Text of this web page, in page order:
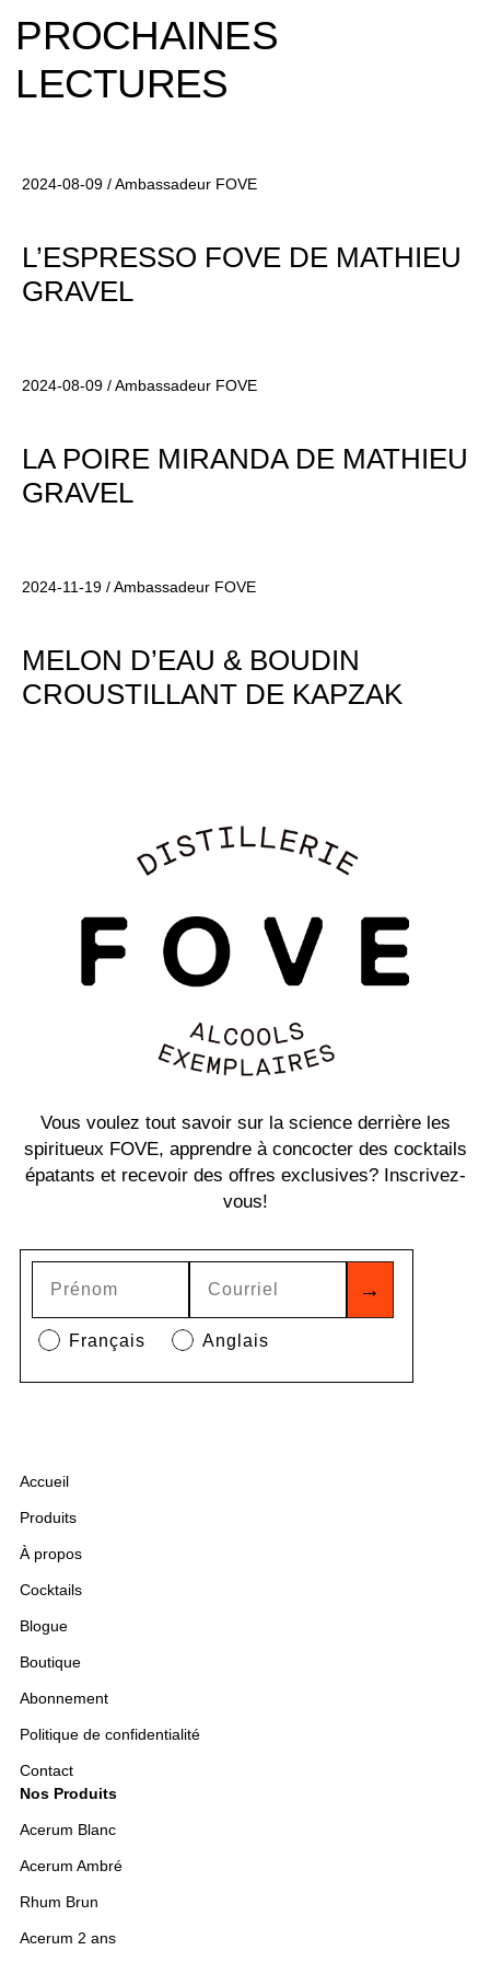
PROCHAINES
LECTURES
2024-08-09 / Ambassadeur FOVE
L’ESPRESSO FOVE DE MATHIEU
GRAVEL
2024-08-09 / Ambassadeur FOVE
LA POIRE MIRANDA DE MATHIEU
GRAVEL
2024-11-19 / Ambassadeur FOVE
MELON D’EAU & BOUDIN
CROUSTILLANT DE KAPZAK
Vous voulez tout savoir sur la science derrière les
spiritueux FOVE, apprendre à concocter des cocktails
épatants et recevoir des offres exclusives? Inscrivez-
vous!
→
Français Anglais
Accueil
Produits
À propos
Cocktails
Blogue
Boutique
Abonnement
Politique de confidentialité
Contact
Nos Produits
Acerum Blanc
Acerum Ambré
Rhum Brun
Acerum 2 ans